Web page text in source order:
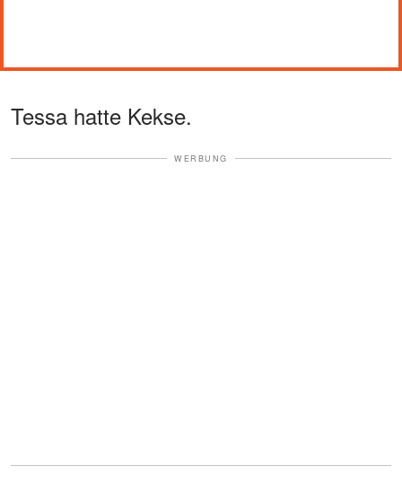
Tessa hatte Kekse.
WERBUNG